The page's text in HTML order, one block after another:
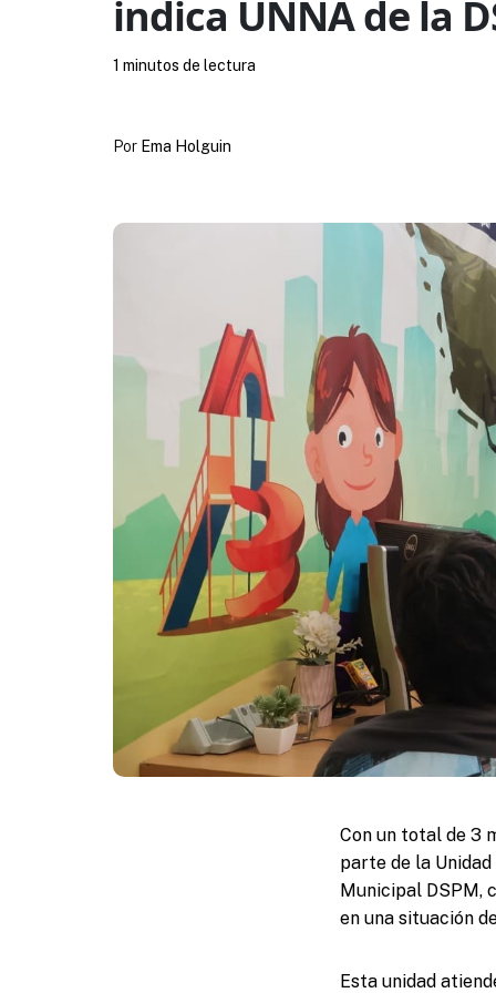
indica UNNA de la
Por Ema Holguin
1 minutos de lectura
Con un total de 3
parte de la
Municipal DSPM,
en una situación
Esta unidad